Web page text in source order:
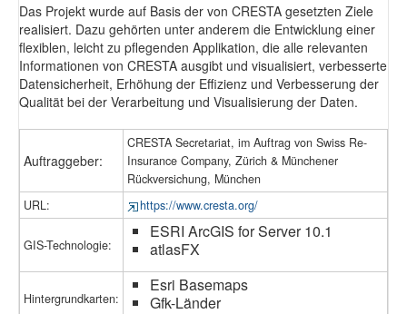
Das Projekt wurde auf Basis der von CRESTA gesetzten Ziele
realisiert. Dazu gehörten unter anderem die Entwicklung einer
flexiblen, leicht zu pflegenden Applikation, die alle relevanten
Informationen von CRESTA ausgibt und visualisiert, verbesserte
Datensicherheit, Erhöhung der Effizienz und Verbesserung der
Qualität bei der Verarbeitung und Visualisierung der Daten.
Auftraggeber:
CRESTA Secretariat, im Auftrag von Swiss Re-
Insurance Company, Zürich & Münchener
Rückversichung, München
URL:
https://www.cresta.org/
GIS-Technologie:
ESRI ArcGIS for Server 10.1
atlasFX
Hintergrundkarten:
Esri Basemaps
Gfk-Länder